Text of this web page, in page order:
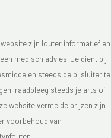
zijn louter informatief en
medisch advies. Je dient bij
steeds de bijsluiter te
raadpleeg steeds je arts of
website vermelde prijzen zijn
voorbehoud van